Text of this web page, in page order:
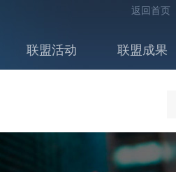
返回首页
联盟活动 联盟成果